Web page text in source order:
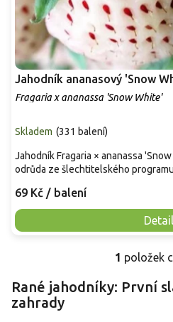
Jahodník ananasový 'Snow
Fragaria x ananassa 'Snow White'
Skladem (331 balení)
69 Kč / balení
Detail
Jahodník Fragaria × ananassa
odrůda ze šlechtitelského
O
1 položek
Rané jahodníky: První
zahrady